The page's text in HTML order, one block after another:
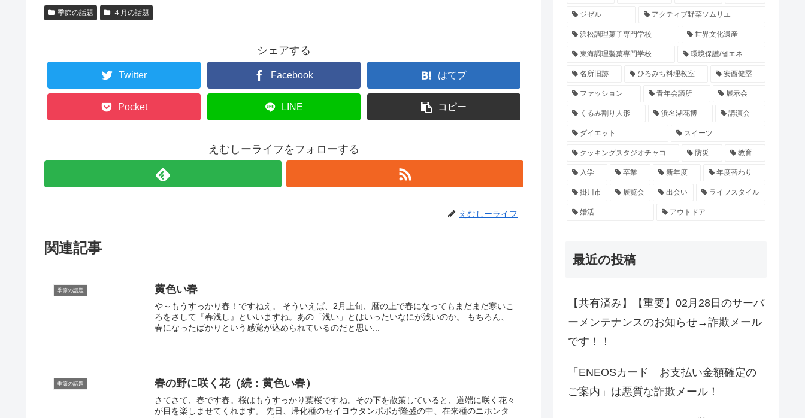
季節の話題 ４月の話題
シェアする
Twitter Facebook はてブ
Pocket LINE コピー
えむしーライフをフォローする
えむしーライフ
関連記事
季節の話題 黄色い春
や～もうすっかり春！ですねえ。 そういえば、2月上旬、暦の上で春になってもまだまだ寒いこ
ろをさして『春浅し』といいますね。あの「浅い」とはいったいなにが浅いのか。 もちろん、
春になったばかりという感覚が込められているのだと思い...
季節の話題 春の野に咲く花（続：黄色い春）
さてさて、春です春。桜はもうすっかり葉桜ですね。その下を散策していると、道端に咲く花々
が目を楽しませてくれます。 先日、帰化種のセイヨウタンポポが隆盛の中、在来種のニホンタ
ジゼル アクティブ野菜ソムリエ
浜松調理菓子専門学校 世界文化遺産
東海調理製菓専門学校 環境保護/省エネ
名所旧跡 ひろみち料理教室 安西健塁
ファッション 青年会議所 展示会
くるみ割り人形 浜名湖花博 講演会
ダイエット スイーツ
クッキングスタジオチャコ 防災 教育
入学 卒業 新年度 年度替わり
掛川市 展覧会 出会い ライフスタイル
婚活 アウトドア
最近の投稿
【共有済み】【重要】02月28日のサーバ
ーメンテナンスのお知らせ→詐欺メール
です！！
「ENEOSカード お支払い金額確定の
ご案内」は悪質な詐欺メール！